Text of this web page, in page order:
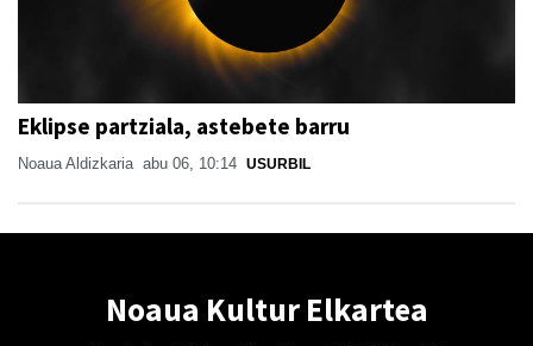
Eklipse partziala, astebete barru
Noaua Aldizkaria abu 06, 10:14 USURBIL
Noaua Kultur Elkartea